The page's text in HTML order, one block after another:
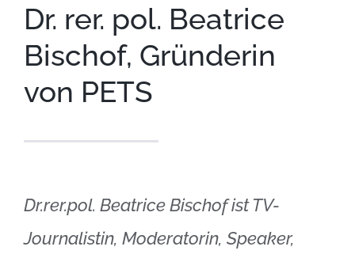
Dr. rer. pol. Beatrice
Bischof, Gründerin
von PETS
Dr.rer.pol. Beatrice Bischof ist TV-
Journalistin, Moderatorin, Speaker,